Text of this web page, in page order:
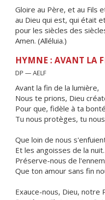
Gloire au Père, et au Fils
au Dieu qui est, qui était
pour les siècles des
Amen. (Alléluia.)
HYMNE : AVANT LA
DP — AELF
Avant la fin de la lumière,
Nous te prions, Dieu
Pour que, fidèle à ta
Tu nous protèges, tu
Que loin de nous
Et les angoisses de la nuit.
Préserve-nous de
Que ton amour sans fin
Exauce-nous, Dieu, notre